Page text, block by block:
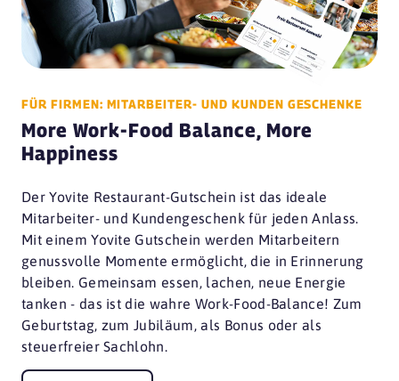
FÜR FIRMEN: MITARBEITER- UND KUNDEN GESCHENKE
More Work-Food Balance, More
Happiness
Der Yovite Restaurant-Gutschein ist das ideale
Mitarbeiter- und Kundengeschenk für jeden Anlass.
Mit einem Yovite Gutschein werden Mitarbeitern
genussvolle Momente ermöglicht, die in Erinnerung
bleiben. Gemeinsam essen, lachen, neue Energie
tanken - das ist die wahre Work-Food-Balance! Zum
Geburtstag, zum Jubiläum, als Bonus oder als
steuerfreier Sachlohn.